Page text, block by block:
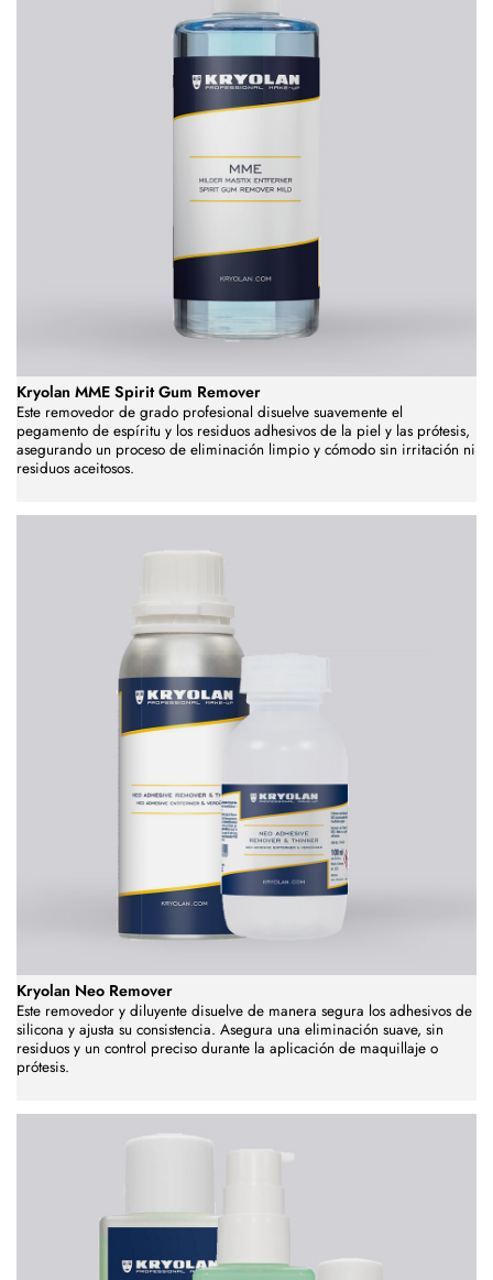
Kryolan MME Spirit Gum Remover
Este removedor de grado profesional disuelve suavemente el
pegamento de espíritu y los residuos adhesivos de la piel y las prótesis,
asegurando un proceso de eliminación limpio y cómodo sin irritación ni
residuos aceitosos.
Kryolan Neo Remover
Este removedor y diluyente disuelve de manera segura los adhesivos de
silicona y ajusta su consistencia. Asegura una eliminación suave, sin
residuos y un control preciso durante la aplicación de maquillaje o
prótesis.